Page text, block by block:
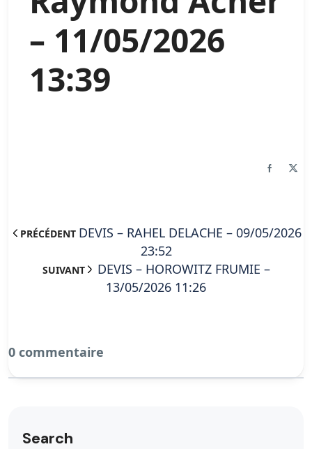
– 11/05/2026
13:39
PRÉCÉDENT DEVIS – RAHEL DELACHE – 09/05/2026
23:52
SUIVANT
DEVIS – HOROWITZ FRUMIE –
13/05/2026 11:26
0 commentaire
Search